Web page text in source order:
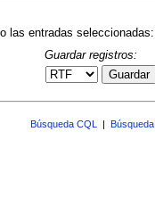
las entradas seleccionadas:
Guardar registros:
Guardar
Búsqueda CQL